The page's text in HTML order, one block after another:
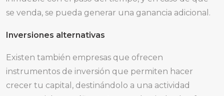
se venda, se pueda generar una ganancia adicional.
Inversiones alternativas
Existen también empresas que ofrecen
instrumentos de inversión que permiten hacer
crecer tu capital, destinándolo a una actividad